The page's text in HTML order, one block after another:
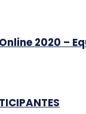
2020 –